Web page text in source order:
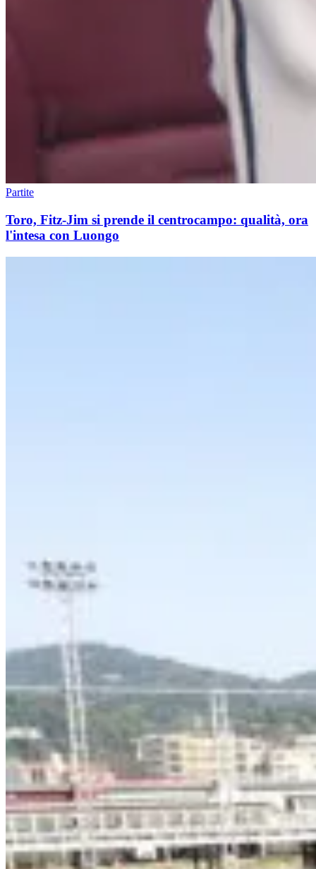
Partite
Toro, Fitz-Jim si prende il centrocampo: qualità, ora
l'intesa con Luongo